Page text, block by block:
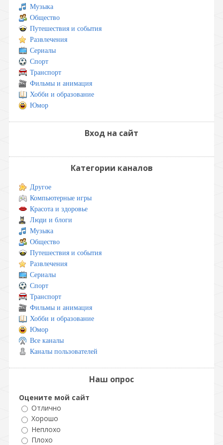
Музыка
Общество
Путешествия и события
Развлечения
Сериалы
Спорт
Транспорт
Фильмы и анимация
Хобби и образование
Юмор
Вход на сайт
Категории каналов
Другое
Компьютерные игры
Красота и здоровье
Люди и блоги
Музыка
Общество
Путешествия и события
Развлечения
Сериалы
Спорт
Транспорт
Фильмы и анимация
Хобби и образование
Юмор
Все каналы
Каналы пользователей
Наш опрос
Оцените мой сайт
Отлично
Хорошо
Неплохо
Плохо